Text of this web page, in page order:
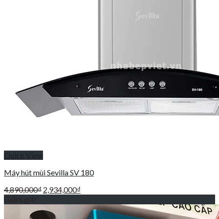
Máy hút mùi Sevilla SV 180
4,890,000₫ Giá
là:
2,934,000₫
tại